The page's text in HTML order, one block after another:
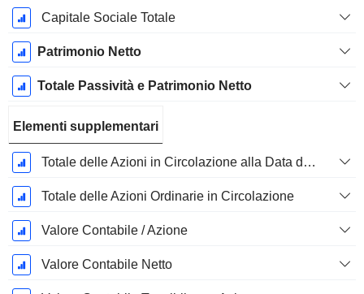
Capitale Sociale Totale
Patrimonio Netto
Totale Passività e Patrimonio Netto
Elementi supplementari
Totale delle Azioni in Circolazione alla Data di Deposito
Totale delle Azioni Ordinarie in Circolazione
Valore Contabile / Azione
Valore Contabile Netto